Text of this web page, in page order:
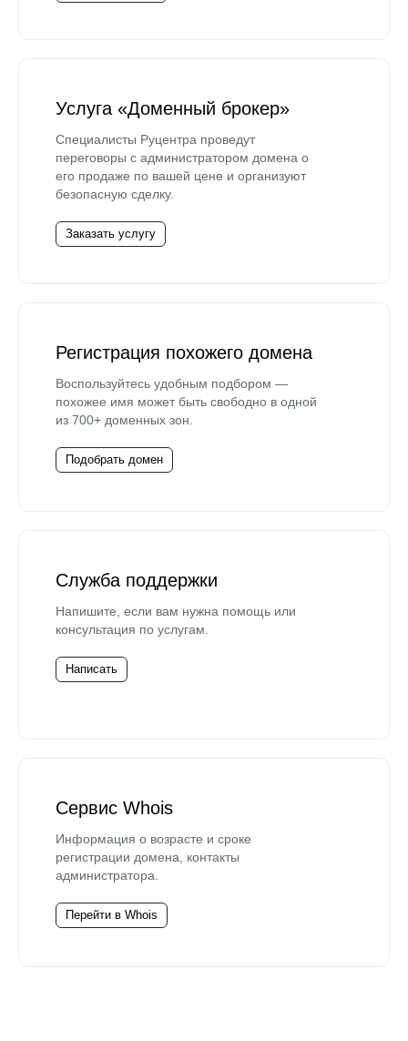
Услуга «Доменный брокер»
Специалисты Руцентра проведут
переговоры с администратором домена о
его продаже по вашей цене и организуют
безопасную сделку.
Заказать услугу
Регистрация похожего домена
Воспользуйтесь удобным подбором —
похожее имя может быть свободно в одной
из 700+ доменных зон.
Подобрать домен
Служба поддержки
Напишите, если вам нужна помощь или
консультация по услугам.
Написать
Сервис Whois
Информация о возрасте и сроке
регистрации домена, контакты
администратора.
Перейти в Whois